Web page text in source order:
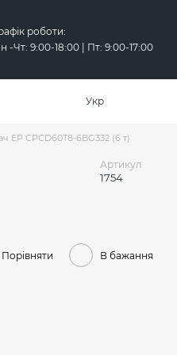
роботи:
-Чт: 9:00-18:00 | Пт: 9:00-17:00
Укр
EP CPCD60T8-6BG332 (6 т)
Артикул
1754
Порівняти В бажання